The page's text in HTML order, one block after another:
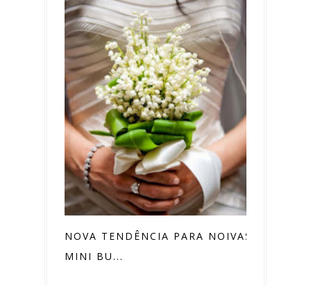
NOVA TENDÊNCIA PARA NOIVAS:
MINI BU...